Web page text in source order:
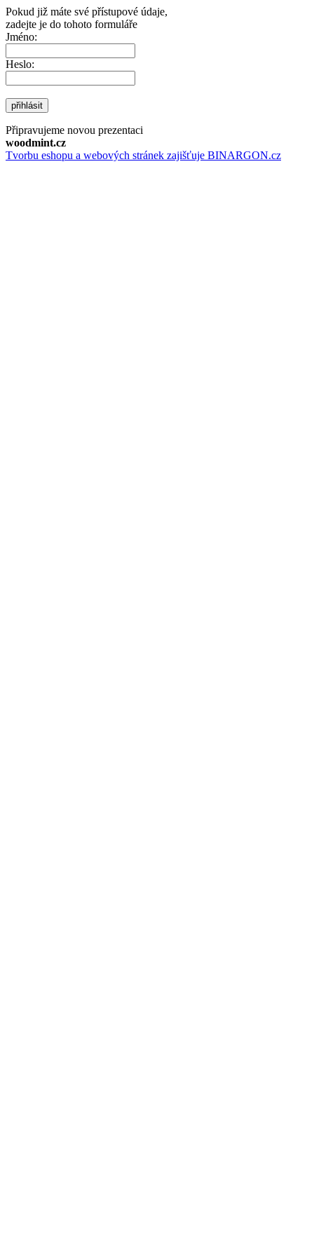
Pokud již máte své přístupové údaje,
zadejte je do tohoto formuláře
Jméno:
Heslo:
přihlásit
Připravujeme novou prezentaci
woodmint.cz
Tvorbu eshopu a webových stránek zajišťuje BINARGON.cz